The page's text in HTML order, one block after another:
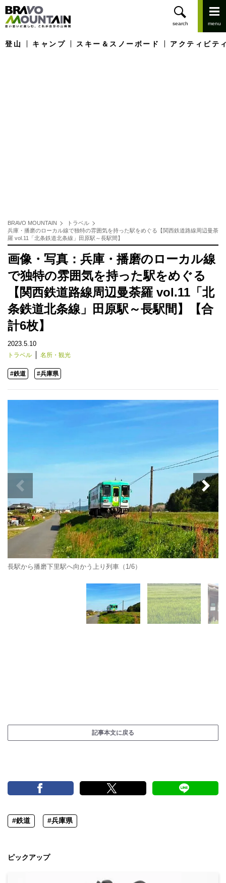
登山 キャンプ スキー＆スノーボード アクティビテ
BRAVO MOUNTAIN
トラベル
兵庫・播磨のローカル線で独特の雰囲気を持った駅をめぐる【関西鉄道路線周辺曼荼
羅 vol.11「北条鉄道北条線」田原駅～長駅間】
画像・写真：兵庫・播磨のローカル線
で独特の雰囲気を持った駅をめぐる
【関西鉄道路線周辺曼荼羅 vol.11「北
条鉄道北条線」田原駅～長駅間】【合
計6枚】
2023.5.10
トラベル 名所・観光
#鉄道 #兵庫県
長駅から播磨下里駅へ向かう上り列車（1/6）
記事本文に戻る
#鉄道 #兵庫県
ピックアップ